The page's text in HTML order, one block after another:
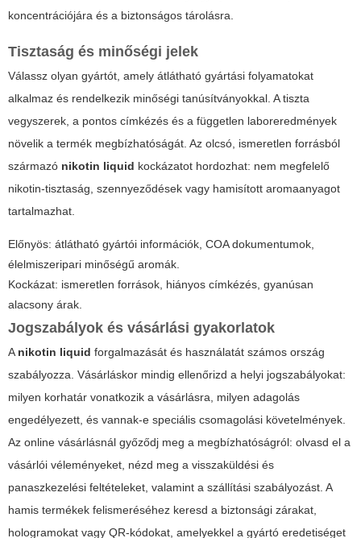
koncentrációjára és a biztonságos tárolásra.
Tisztaság és minőségi jelek
Válassz olyan gyártót, amely átlátható gyártási folyamatokat
alkalmaz és rendelkezik minőségi tanúsítványokkal. A tiszta
vegyszerek, a pontos címkézés és a független laboreredmények
növelik a termék megbízhatóságát. Az olcsó, ismeretlen forrásból
származó nikotin liquid kockázatot hordozhat: nem megfelelő
nikotin-tisztaság, szennyeződések vagy hamisított aromaanyagot
tartalmazhat.
Előnyös: átlátható gyártói információk, COA dokumentumok,
élelmiszeripari minőségű aromák.
Kockázat: ismeretlen források, hiányos címkézés, gyanúsan
alacsony árak.
Jogszabályok és vásárlási gyakorlatok
A nikotin liquid forgalmazását és használatát számos ország
szabályozza. Vásárláskor mindig ellenőrizd a helyi jogszabályokat:
milyen korhatár vonatkozik a vásárlásra, milyen adagolás
engedélyezett, és vannak-e speciális csomagolási követelmények.
Az online vásárlásnál győződj meg a megbízhatóságról: olvasd el a
vásárlói véleményeket, nézd meg a visszaküldési és
panaszkezelési feltételeket, valamint a szállítási szabályozást. A
hamis termékek felismeréséhez keresd a biztonsági zárakat,
hologramokat vagy QR-kódokat, amelyekkel a gyártó eredetiséget